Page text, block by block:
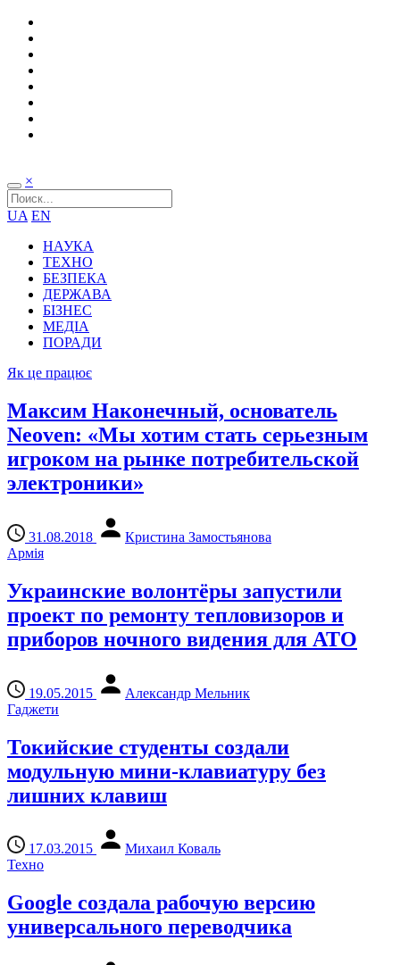
×
UA EN
НАУКА
ТЕХНО
БЕЗПЕКА
ДЕРЖАВА
БІЗНЕС
МЕДІА
ПОРАДИ
Як це працює
Максим Наконечный, основатель
Neoven: «Мы хотим стать серьезным
игроком на рынке потребительской
электроники»
31.08.2018
Кристина Замостьянова
Армія
Украинские волонтёры запустили
проект по ремонту тепловизоров и
приборов ночного видения для АТО
19.05.2015
Александр Мельник
Гаджети
Токийские студенты создали
модульную мини-клавиатуру без
лишних клавиш
17.03.2015
Михаил Коваль
Техно
Google создала рабочую версию
универсального переводчика